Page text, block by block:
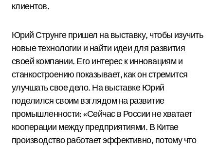
клиентов.
Юрий Струнге пришел на выставку, чтобы изучить
новые технологии и найти идеи для развития
своей компании. Его интерес к инновациям и
станкостроению показывает, как он стремится
улучшать свое дело. На выставке Юрий
поделился своим взглядом на развитие
промышленности: «Сейчас в России не хватает
кооперации между предприятиями. В Китае
производство работает эффективно, потому что